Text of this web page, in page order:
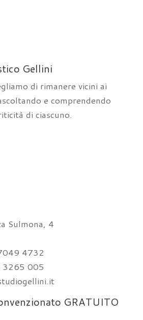
Gellini
di rimanere vicini ai
e comprendendo
di ciascuno.
Sulmona, 4
4732
3265 005
GRATUITO